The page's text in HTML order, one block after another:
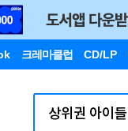
크레마클럽 CD/LP